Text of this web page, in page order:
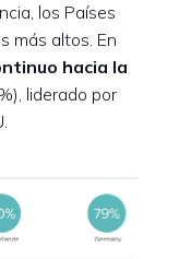
los Países
más altos. En
hacia la
liderado por